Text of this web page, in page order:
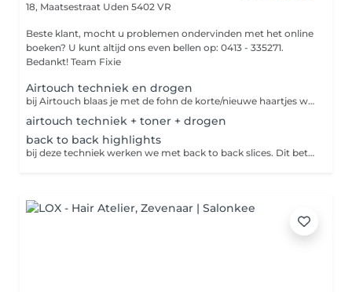
18, Maatsestraat Uden 5402 VR
Beste klant, mocht u problemen ondervinden met het online
boeken? U kunt altijd ons even bellen op: 0413 - 335271.
Bedankt! Team Fixie
Airtouch techniek en drogen
bij Airtouch blaas je met de fohn de korte/nieuwe haartjes weg, zodat alleen de lange haren overblijven. die worden dan in hele dunne plukjes met folies gekleurd. Daardoor krijg je een superzachte, natuurlijke overgang zonder harde lijnen.
airtouch techniek + toner + drogen
back to back highlights
bij deze techniek werken we met back to back slices. Dit betekent dat de highlights heel dicht op elkaar worden geplaatst zonder ruimte ertussen. Hierdoor wordt bijna de volledige uitgroei meegenomen en zie je nauwelijks nog je eigen haarkleur terug. perfect als je maximaal blond wil gaan.